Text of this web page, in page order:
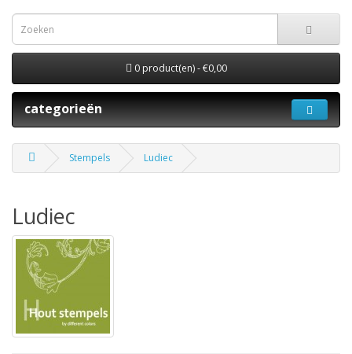
0 product(en) - €0,00
categorieën
Stempels Ludiec
Ludiec